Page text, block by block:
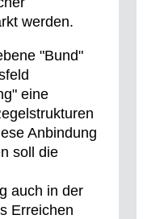
werden.
"Bund"
eine
Anbindung
soll die
auch in der
Erreichen